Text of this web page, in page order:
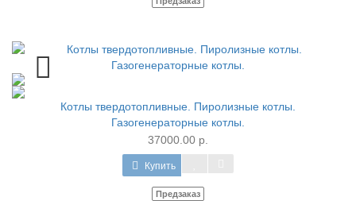
Котлы твердотопливные. Пиролизные котлы.
Газогенераторные котлы.
37000.00 р.
Купить
Предзаказ